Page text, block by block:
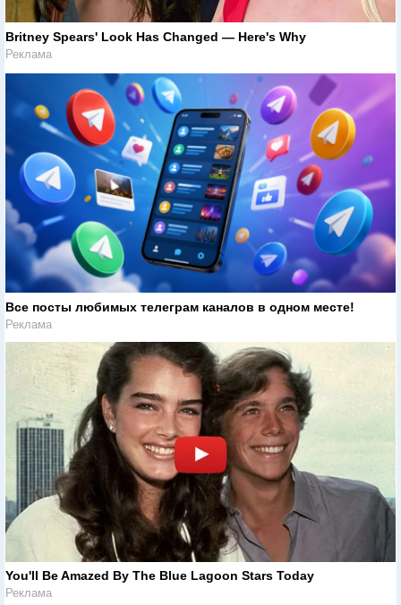
Britney Spears' Look Has Changed — Here's Why
Реклама
Все посты любимых телеграм каналов в одном месте!
Реклама
You'll Be Amazed By The Blue Lagoon Stars Today
Реклама